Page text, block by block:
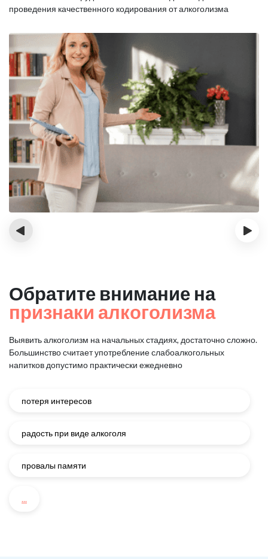
проведения качественного кодирования от алкоголизма
‹ ›
Обратите внимание на
признаки алкоголизма
Выявить алкоголизм на начальных стадиях, достаточно сложно.
Большинство считает употребление слабоалкогольных
напитков допустимо практически ежедневно
потеря интересов
радость при виде алкоголя
провалы памяти
...